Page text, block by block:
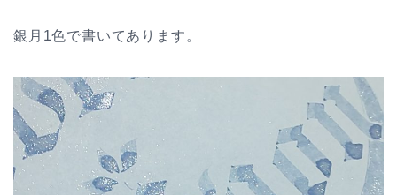
銀月1色で書いてあります。